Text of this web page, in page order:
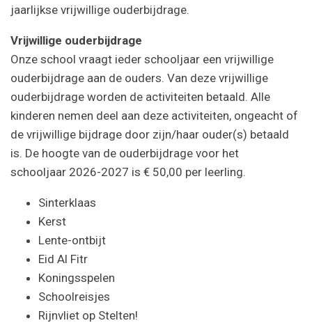
jaarlijkse vrijwillige ouderbijdrage.
Vrijwillige ouderbijdrage
Onze school vraagt ieder schooljaar een vrijwillige
ouderbijdrage aan de ouders. Van deze vrijwillige
ouderbijdrage worden de activiteiten betaald. Alle
kinderen nemen deel aan deze activiteiten, ongeacht of
de vrijwillige bijdrage door zijn/haar ouder(s) betaald
is. De hoogte van de ouderbijdrage voor het
schooljaar 2026-2027 is € 50,00 per leerling.
Sinterklaas
Kerst
Lente-ontbijt
Eid Al Fitr
Koningsspelen
Schoolreisjes
Rijnvliet op Stelten!